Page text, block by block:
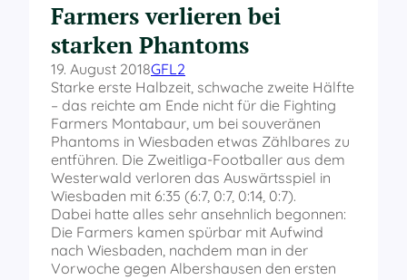
Farmers verlieren bei
starken Phantoms
19. August 2018GFL2
Starke erste Halbzeit, schwache zweite Hälfte
– das reichte am Ende nicht für die Fighting
Farmers Montabaur, um bei souveränen
Phantoms in Wiesbaden etwas Zählbares zu
entführen. Die Zweitliga-Footballer aus dem
Westerwald verloren das Auswärtsspiel in
Wiesbaden mit 6:35 (6:7, 0:7, 0:14, 0:7).
Dabei hatte alles sehr ansehnlich begonnen:
Die Farmers kamen spürbar mit Aufwind
nach Wiesbaden, nachdem man in der
Vorwoche gegen Albershausen den ersten